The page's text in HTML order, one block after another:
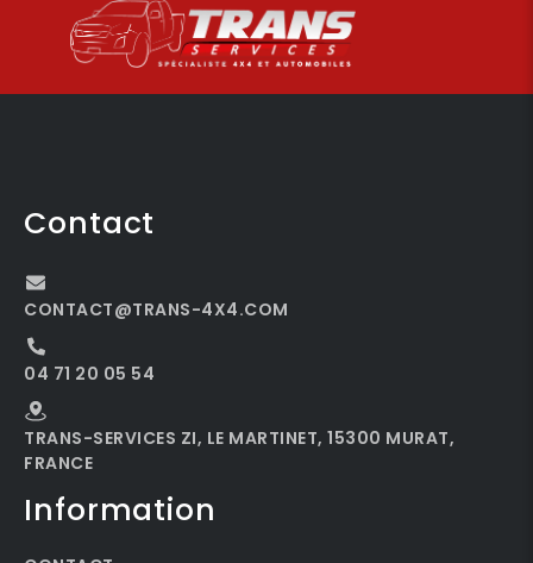
Contact
CONTACT@TRANS-4X4.COM
04 71 20 05 54
TRANS-SERVICES ZI, LE MARTINET, 15300 MURAT,
FRANCE
Information